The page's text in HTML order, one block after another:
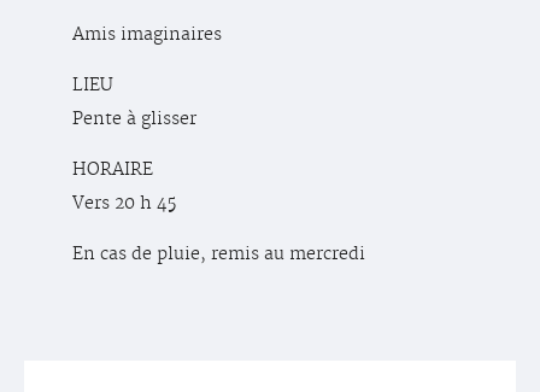
Amis imaginaires
LIEU
Pente à glisser
HORAIRE
Vers 20 h 45
En cas de pluie, remis au mercredi